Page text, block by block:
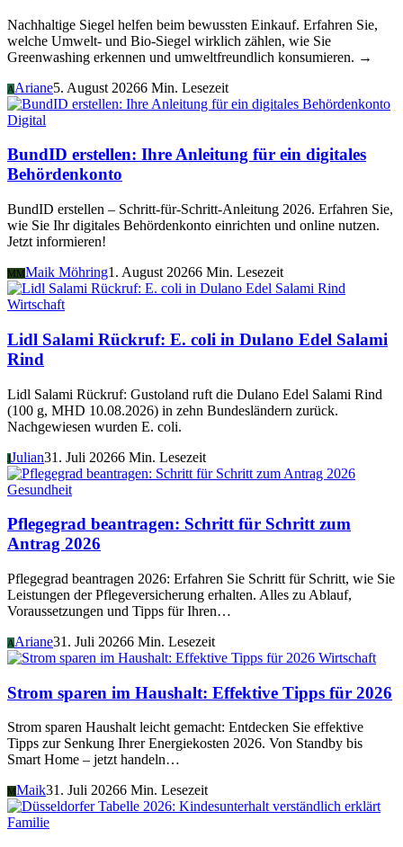
Nachhaltige Siegel helfen beim bewussten Einkauf. Erfahren Sie,
welche Umwelt- und Bio-Siegel wirklich zählen, wie Sie
Greenwashing erkennen und umweltfreundlich konsumieren. →
AAriane5. August 20266 Min. Lesezeit
Digital
BundID erstellen: Ihre Anleitung für ein digitales
Behördenkonto
BundID erstellen – Schritt-für-Schritt-Anleitung 2026. Erfahren Sie,
wie Sie Ihr digitales Behördenkonto einrichten und online nutzen.
Jetzt informieren!
MMMaik Möhring1. August 20266 Min. Lesezeit
Wirtschaft
Lidl Salami Rückruf: E. coli in Dulano Edel Salami
Rind
Lidl Salami Rückruf: Gustoland ruft die Dulano Edel Salami Rind
(100 g, MHD 10.08.2026) in zehn Bundesländern zurück.
Nachgewiesen wurden E. coli.
JJulian31. Juli 20266 Min. Lesezeit
Gesundheit
Pflegegrad beantragen: Schritt für Schritt zum
Antrag 2026
Pflegegrad beantragen 2026: Erfahren Sie Schritt für Schritt, wie Sie
Leistungen der Pflegeversicherung erhalten. Alles zu Ablauf,
Voraussetzungen und Tipps für Ihren…
AAriane31. Juli 20266 Min. Lesezeit
Wirtschaft
Strom sparen im Haushalt: Effektive Tipps für 2026
Strom sparen Haushalt leicht gemacht: Entdecken Sie effektive
Tipps zur Senkung Ihrer Energiekosten 2026. Von Standby bis
Smart Home – jetzt handeln…
M Maik31. Juli 20266 Min. Lesezeit
Familie